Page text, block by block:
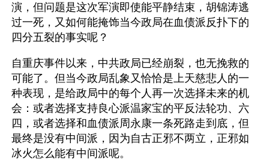
演，但问题是这次军演即使能平静结束，胡锦涛逃
过一死，又如何能掩饰当今政局在血债派反扑下的
四分五裂的事实呢？
自重庆事件以来，中共政局已经崩裂，也无挽救的
可能了。但当今政局乱象又恰恰是上天慈悲人的一
种表现，是给政局中的每个人再一次选择未来的机
会：或者选择支持良心派温家宝的平反法轮功、六
四，或者选择和血债派周永康一条死路走到底，但
最终是没有中间派，因为自古正邪不两立，正邪如
冰火怎么能有中间派呢。